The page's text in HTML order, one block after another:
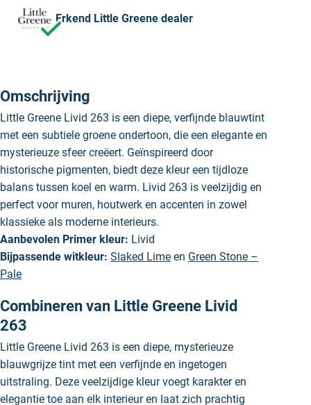
Erkend Little Greene dealer
Omschrijving
Little Greene Livid 263 is een diepe, verfijnde blauwtint
met een subtiele groene ondertoon, die een elegante en
mysterieuze sfeer creëert. Geïnspireerd door
historische pigmenten, biedt deze kleur een tijdloze
balans tussen koel en warm. Livid 263 is veelzijdig en
perfect voor muren, houtwerk en accenten in zowel
klassieke als moderne interieurs.
Aanbevolen Primer kleur: Livid
Bijpassende witkleur: Slaked Lime en Green Stone –
Pale
Combineren van Little Greene Livid
263
Little Greene Livid 263 is een diepe, mysterieuze
blauwgrijze tint met een verfijnde en ingetogen
uitstraling. Deze veelzijdige kleur voegt karakter en
elegantie toe aan elk interieur en laat zich prachtig